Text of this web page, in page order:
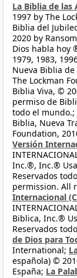
La Biblia de las
1997 by The
Biblia del
2020 by
Dios habla hoy
1979, 1983,
Nueva Biblia
The Lockman
Biblia Viva, ©
permiso de
todo el mundo.;
Biblia, Nueva
Foundation,
Versión
Inc.®, Inc.®
Reservados
permission. All
Internacional
Biblica, Inc.®
Reservados
de Dios para
International;
española) ©
España; La